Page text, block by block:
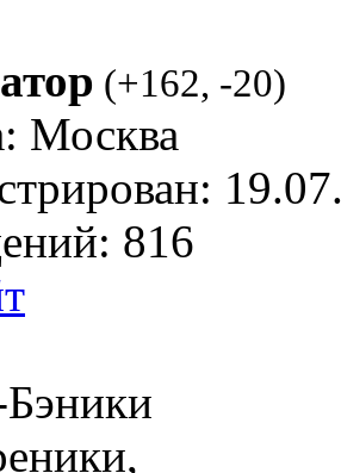
(+162, -20)
Москва
816